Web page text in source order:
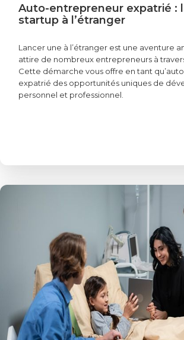
Auto-entrepreneur expatrié :
startup à l’étranger
Lancer une à l’étranger est une aventure
attire de nombreux entrepreneurs à
Cette démarche vous offre en tant
expatrié des opportunités uniques de
personnel et professionnel.